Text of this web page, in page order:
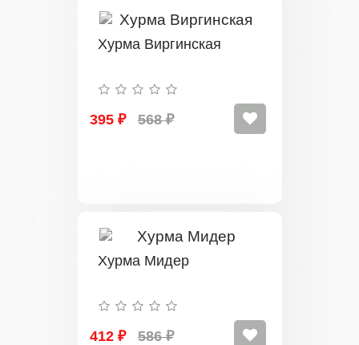
Хурма Виргинская
395 ₽ 568 ₽
Хурма Мидер
412 ₽ 586 ₽